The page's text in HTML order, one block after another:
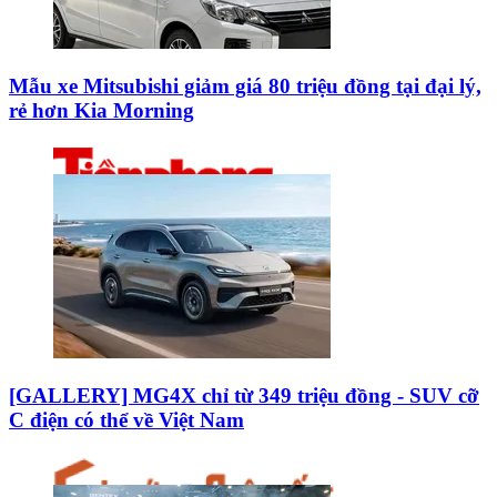
Mẫu xe Mitsubishi giảm giá 80 triệu đồng tại đại lý,
rẻ hơn Kia Morning
[GALLERY] MG4X chỉ từ 349 triệu đồng - SUV cỡ
C điện có thể về Việt Nam